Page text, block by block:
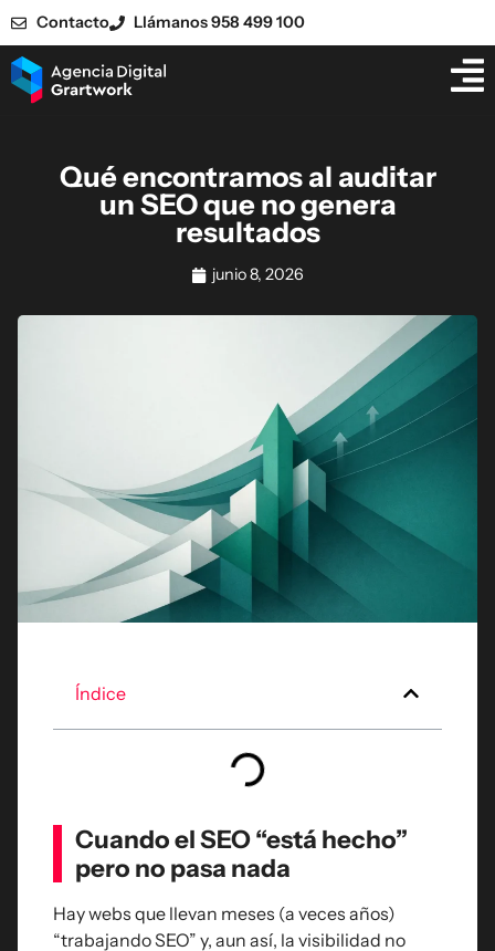
Contacto Llámanos 958 499 100
Qué encontramos al auditar
un SEO que no genera
resultados
junio 8, 2026
Índice
Cuando el SEO “está hecho”
pero no pasa nada
Hay webs que llevan meses (a veces años)
“trabajando SEO” y, aun así, la visibilidad no